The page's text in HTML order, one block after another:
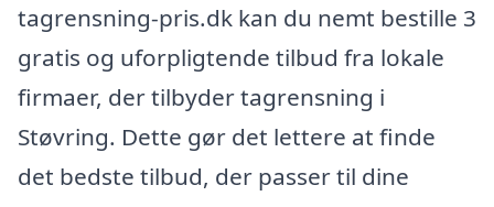
tagrensning-pris.dk kan du nemt bestille 3
gratis og uforpligtende tilbud fra lokale
firmaer, der tilbyder tagrensning i
Støvring. Dette gør det lettere at finde
det bedste tilbud, der passer til dine